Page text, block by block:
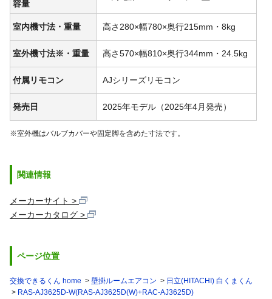
容量
室内機寸法・重量 高さ280×幅780×奥行215mm・8kg
室外機寸法※・重量 高さ570×幅810×奥行344mm・24.5kg
付属リモコン AJシリーズリモコン
発売日 2025年モデル（2025年4月発売）
※室外機はバルブカバーや固定脚を含めた寸法です。
関連情報
メーカーサイト
メーカーカタログ
ページ位置
交換できるくん home 壁掛ルームエアコン
日立(HITACHI) 白くまくん
RAS-AJ3625D-W(RAS-AJ3625D(W)+RAC-AJ3625D)